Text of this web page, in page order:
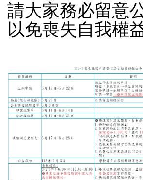
請大家務必留意
以免喪失自我權